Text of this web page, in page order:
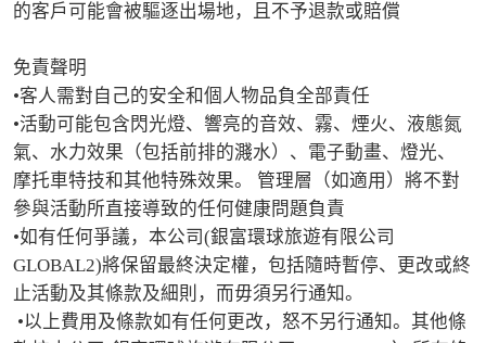
的客戶可能會被驅逐出場地，且不予退款或賠償
免責聲明
•客人需對自己的安全和個人物品負全部責任
•活動可能包含閃光燈、響亮的音效、霧、煙火、液態氮
氣、水力效果（包括前排的濺水）、電子動畫、燈光、
摩托車特技和其他特殊效果。 管理層（如適用）將不對
參與活動所直接導致的任何健康問題負責
•如有任何爭議，本公司(銀富環球旅遊有限公司
GLOBAL2)將保留最終決定權，包括隨時暫停、更改或終
止活動及其條款及細則，而毋須另行通知。